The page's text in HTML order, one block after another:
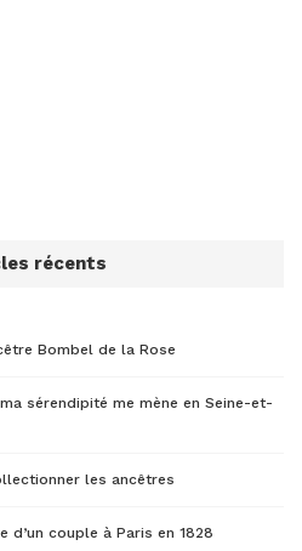
récents
Bombel de la Rose
sérendipité me mène en Seine-et-
les ancêtres
couple à Paris en 1828